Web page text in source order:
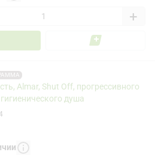
+
Almar, Shut Off, прогрессивного
душа